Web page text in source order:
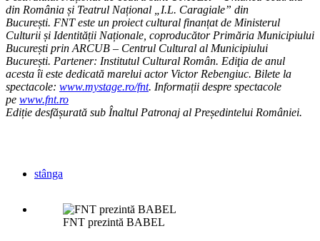
din România și Teatrul Național „I.L. Caragiale” din
București. FNT este un proiect cultural finanțat de Ministerul
Culturii și Identității Naționale, coproducător Primăria Municipiului
București prin ARCUB – Centrul Cultural al Municipiului
București. Partener: Institutul Cultural Român. Ediţia de anul
acesta îi este dedicată marelui actor Victor Rebengiuc. Bilete la
spectacole: www.mystage.ro/fnt. Informații despre spectacole
pe www.fnt.ro
Ediție desfășurată sub Înaltul Patronaj al Președintelui României.
stânga
FNT prezintă BABEL